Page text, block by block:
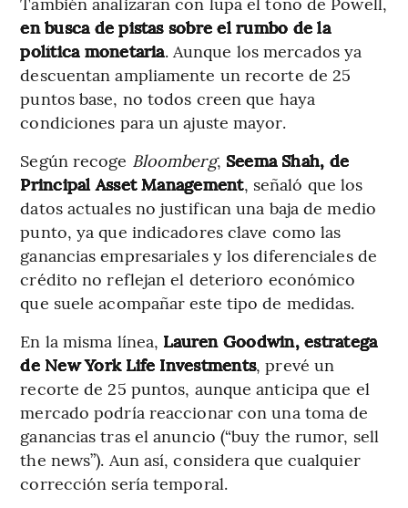
en busca de pistas sobre el rumbo de la
política monetaria. Aunque los mercados ya
descuentan ampliamente un recorte de 25
puntos base, no todos creen que haya
condiciones para un ajuste mayor.
Según recoge Bloomberg, Seema Shah, de
Principal Asset Management, señaló que los
datos actuales no justifican una baja de medio
punto, ya que indicadores clave como las
ganancias empresariales y los diferenciales de
crédito no reflejan el deterioro económico
que suele acompañar este tipo de medidas.
En la misma línea, Lauren Goodwin, estratega
de New York Life Investments, prevé un
recorte de 25 puntos, aunque anticipa que el
mercado podría reaccionar con una toma de
ganancias tras el anuncio (“buy the rumor, sell
the news”). Aun así, considera que cualquier
corrección sería temporal.